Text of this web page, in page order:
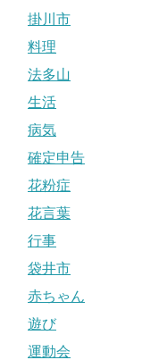
掛川市
料理
法多山
生活
病気
確定申告
花粉症
花言葉
行事
袋井市
赤ちゃん
遊び
運動会